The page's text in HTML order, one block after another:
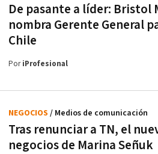
De pasante a líder: Bristol
nombra Gerente General
Chile
PoriProfesional
Tras renunciar a TN, el
negocios de Marina Señuk
NEGOCIOS / Medios de comunicación